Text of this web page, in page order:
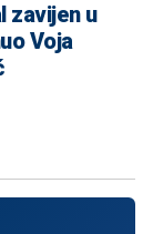
zavijen u
Voja